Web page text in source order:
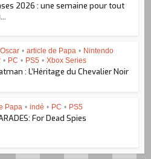
2026 : une semaine pour tout
• article de Papa • Nintendo
• PC • PS5 • Xbox Series
: L’Héritage du Chevalier Noir
Papa • indé • PC • PS5
For Dead Spies